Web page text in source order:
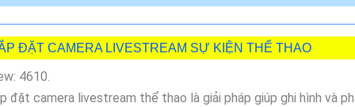
ĐẶT CAMERA LIVESTREAM SỰ KIỆN THỂ THAO
4610.
đặt camera livestream thể thao là giải pháp giúp ghi hình và